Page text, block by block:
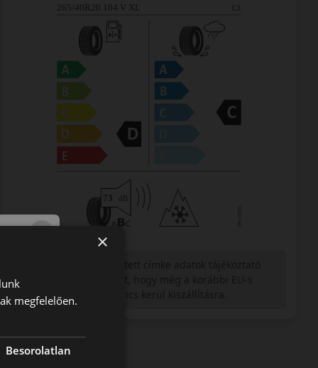
jellegűek. Előfordulhat, hogy még a korábbi EU-s
címkével ellátott abroncs kerül kiszállításra.
×
megfelelően.
Besorolatlan